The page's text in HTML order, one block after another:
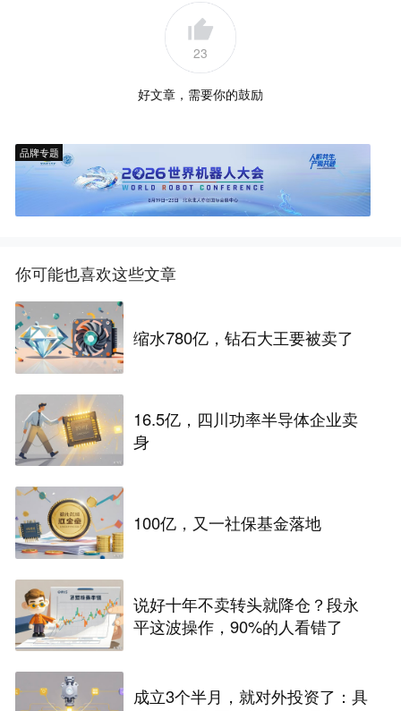
23
好文章，需要你的鼓励
品牌专题
你可能也喜欢这些文章
缩水780亿，钻石大王要被卖了
16.5亿，四川功率半导体企业卖
身
100亿，又一社保基金落地
说好十年不卖转头就降仓？段永
平这波操作，90%的人看错了
成立3个半月，就对外投资了：具